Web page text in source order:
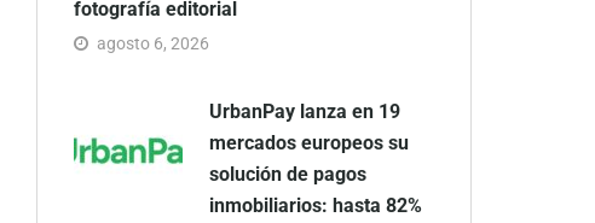
fotografía editorial
agosto 6, 2026
UrbanPay lanza en 19
mercados europeos su
solución de pagos
inmobiliarios: hasta 82%